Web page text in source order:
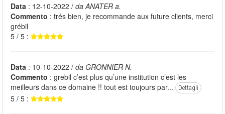
Data : 12-10-2022 / da ANATER a.
Commento : trés bien, je recommande aux future clients, merci
grébil
5 / 5 :
Data : 10-10-2022 / da GRONNIER N.
Commento : grebil c’est plus qu’une institution c’est les
meilleurs dans ce domaine !! tout est toujours par...
Dettagli
5 / 5 :